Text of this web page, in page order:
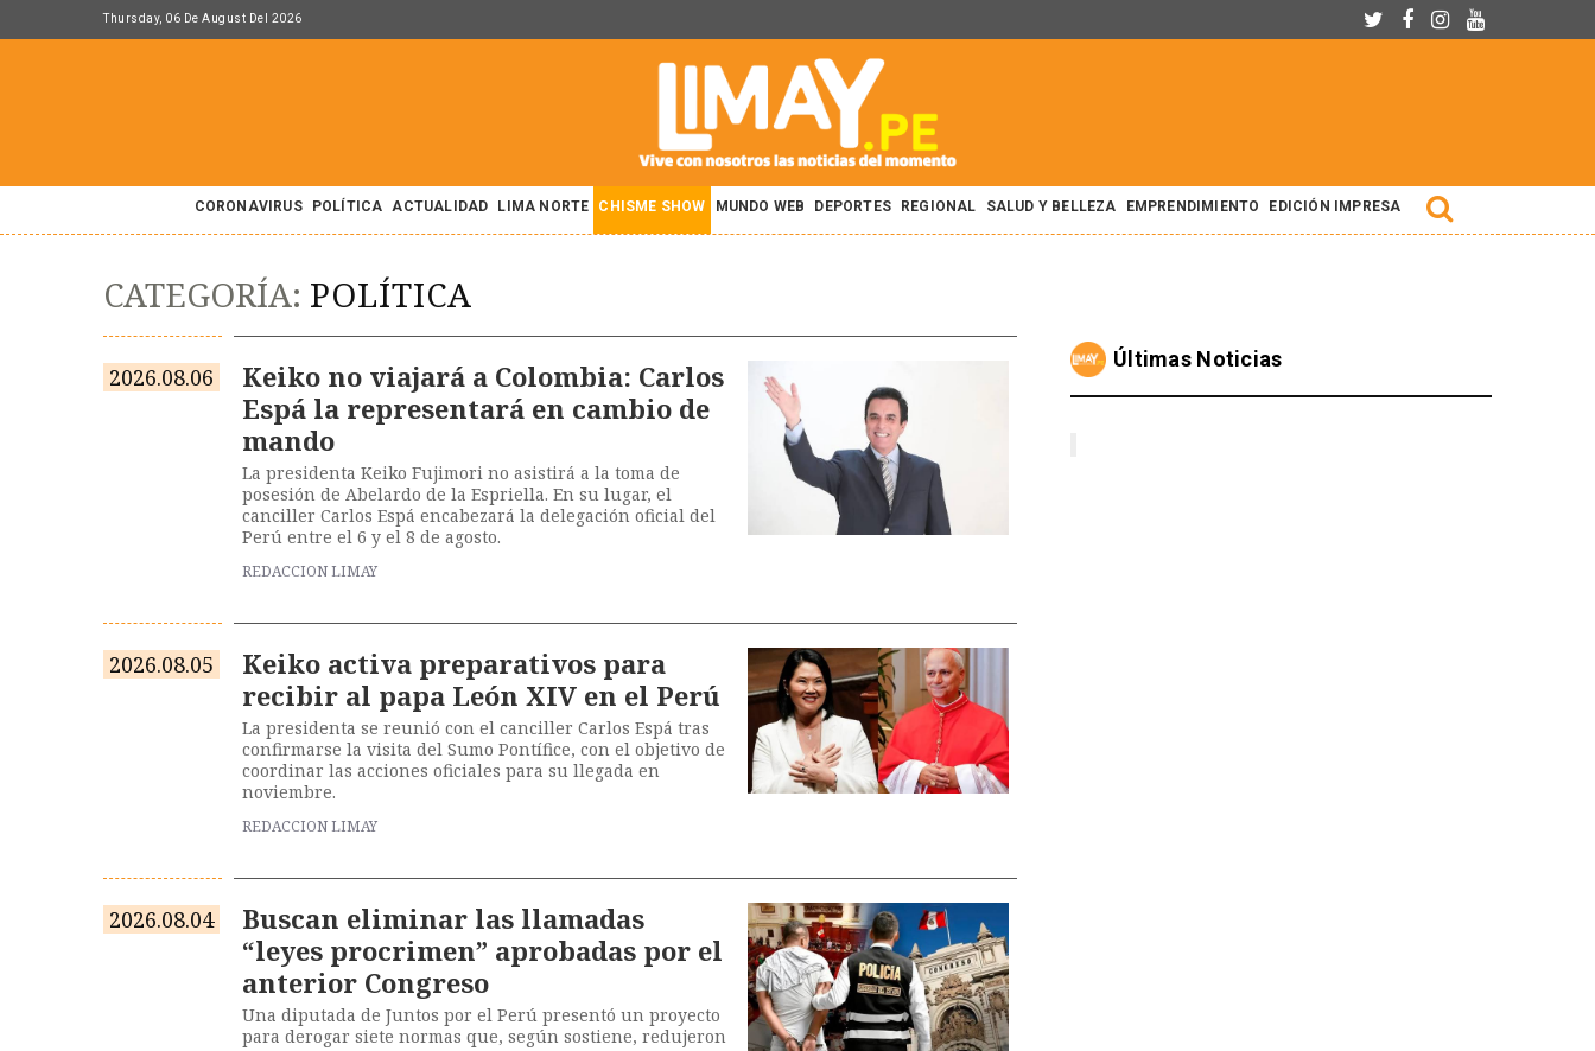
Thursday, 06 De August Del 2026
CORONAVIRUS POLÍTICA ACTUALIDAD LIMA NORTE CHISME SHOW MUNDO WEB DEPORTES REGIONAL SALUD Y BELLEZA EMPRENDIMIENTO EDICIÓN IMPRESA
CATEGORÍA: POLÍTICA
2026.08.06
Keiko no viajará a Colombia: Carlos
Espá la representará en cambio de
mando
La presidenta Keiko Fujimori no asistirá a la toma de
posesión de Abelardo de la Espriella. En su lugar, el
canciller Carlos Espá encabezará la delegación oficial del
Perú entre el 6 y el 8 de agosto.
REDACCION LIMAY
2026.08.05
Keiko activa preparativos para
recibir al papa León XIV en el Perú
La presidenta se reunió con el canciller Carlos Espá tras
confirmarse la visita del Sumo Pontífice, con el objetivo de
coordinar las acciones oficiales para su llegada en
noviembre.
REDACCION LIMAY
2026.08.04
Buscan eliminar las llamadas
“leyes procrimen” aprobadas por el
anterior Congreso
Una diputada de Juntos por el Perú presentó un proyecto
para derogar siete normas que, según sostiene, redujeron
Últimas Noticias